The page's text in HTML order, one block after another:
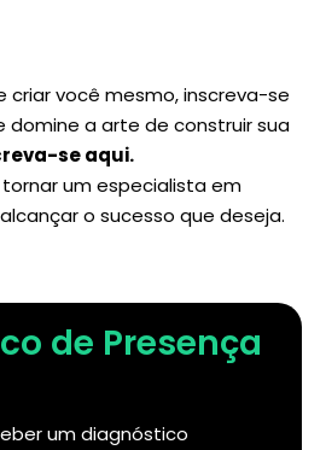
criar você mesmo, inscreva-se
domine a arte de construir sua
se aqui.
um especialista em
o sucesso que deseja.
de Presença
um diagnóstico